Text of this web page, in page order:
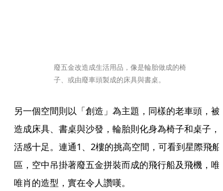
廢五金改造成生活用品，像是輪胎做成的椅
子、或由廢車頭製成的床具與書桌。
另一個空間則以「創造」為主題，同樣的老車頭，被
造成床具、書桌與沙發，輪胎則化身為椅子和桌子，
活感十足。連通1、2樓的挑高空間，可看到星際飛船
區，空中吊掛著廢五金拼裝而成的飛行船及飛機，唯
唯肖的造型，實在令人讚嘆。